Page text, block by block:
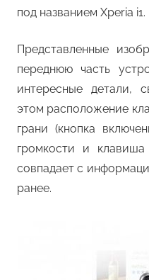
под названием Xperia i1.
Представленные
переднюю часть
интересные детали,
этом расположение
грани (кнопка
громкости и
совпадает с
ранее.